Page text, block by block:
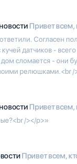
Привет всем,
Согласен
датчиков -
сломается - они
релюшками.<br /
Привет всем,
/></p>»
Привет всем,